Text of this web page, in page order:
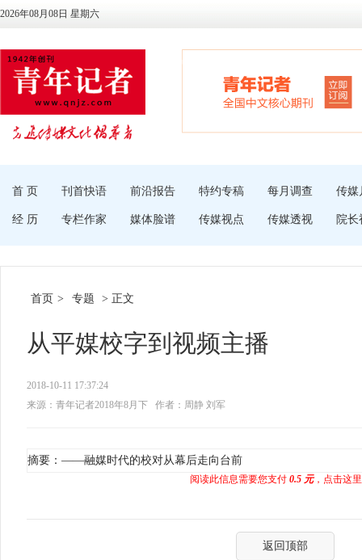
2026年08月08日 星期六
首 页 刊首快语 前沿报告 特约专稿 每月调查 传媒
经 历 专栏作家 媒体脸谱 传媒视点 传媒透视 院长
首页 > 专题 > 正文
从平媒校字到视频主播
2018-10-11 17:37:24
来源：青年记者2018年8月下
作者：周静 刘军
摘要：——融媒时代的校对从幕后走向台前
阅读此信息需要您支付 0.5 元，点击这
返回顶部